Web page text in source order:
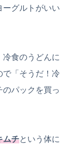
ーグルトがいい
食のうどんに
で「そうだ！冷
パックを買っ
ムチという体に